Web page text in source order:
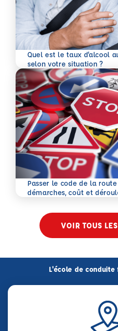
Quel est le taux d’alcool
selon votre situation ?
En savoir plus
Passer le code de la
démarches, coût et
En savoir plus
VOIR TOUS
L'école de conduite